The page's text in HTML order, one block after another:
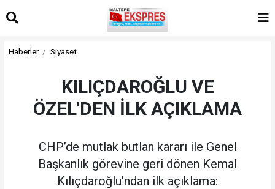
Haberler Siyaset
KILIÇDAROĞLU VE
ÖZEL'DEN İLK AÇIKLAMA
CHP’de mutlak butlan kararı ile Genel
Başkanlık görevine geri dönen Kemal
Kılıçdaroğlu’ndan ilk açıklama: